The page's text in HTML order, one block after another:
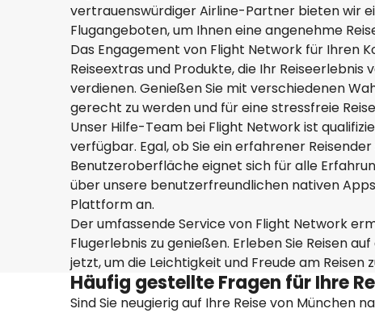
vertrauenswürdiger Airline-Partner bieten wir
Flugangeboten, um Ihnen eine angenehme
Das Engagement von Flight Network für Ihren
Reiseextras und Produkte, die Ihr
verdienen. Genießen Sie mit verschiedenen
gerecht zu werden und für eine stressfreie
Unser Hilfe-Team bei Flight Network ist
verfügbar. Egal, ob Sie ein erfahrener
Benutzeroberfläche eignet sich für alle
über unsere benutzerfreundlichen nativen
Plattform an.
Der umfassende Service von Flight Network
Flugerlebnis zu genießen. Erleben Sie Reisen
jetzt, um die Leichtigkeit und Freude am Reisen
Häufig gestellte Fragen für Ihre
Sind Sie neugierig auf Ihre Reise von München